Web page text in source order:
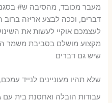
מעבר מכובד, מהסיבה ש#
דברים, וככה לבצע אריזה ברוב
לעצמכם אוקיי לעשות את
מקצוע מושלם בסביבת משמר
שיש גם דברים
שלא תהיו מעוניינים לנייד
עבודות הובלה ואחסנת בית עם